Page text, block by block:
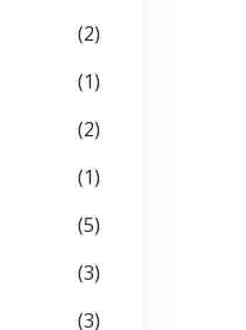
(2)
(1)
(2)
(1)
(5)
(3)
(3)